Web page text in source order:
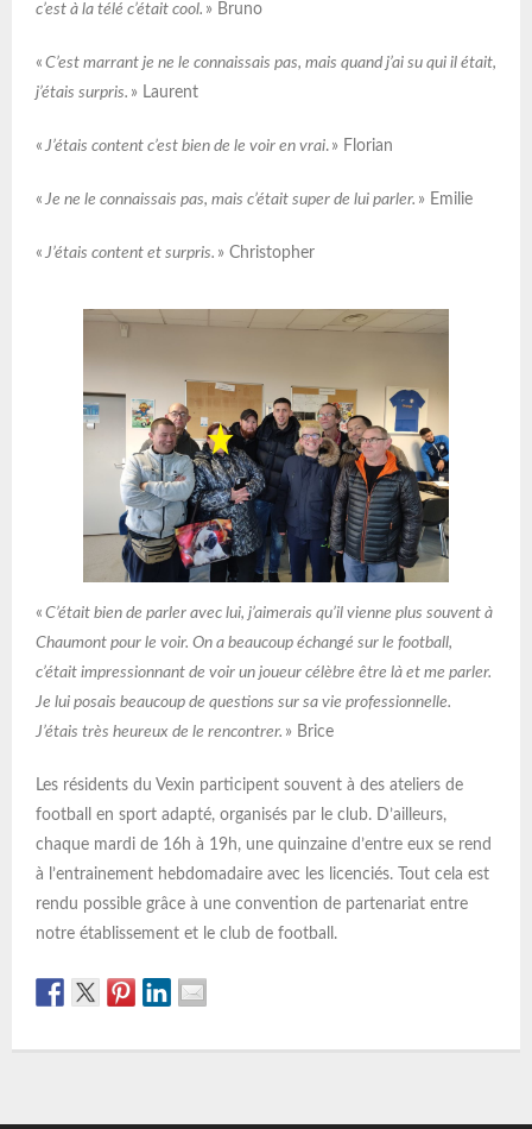
c’est à la télé c’était cool. » Bruno
« C’est marrant je ne le connaissais pas, mais quand j’ai su qui il était,
j’étais surpris. » Laurent
« J’étais content c’est bien de le voir en vrai. » Florian
« Je ne le connaissais pas, mais c’était super de lui parler. » Emilie
« J’étais content et surpris. » Christopher
« C’était bien de parler avec lui, j’aimerais qu’il vienne plus souvent à
Chaumont pour le voir. On a beaucoup échangé sur le football,
c’était impressionnant de voir un joueur célèbre être là et me parler.
Je lui posais beaucoup de questions sur sa vie professionnelle.
J’étais très heureux de le rencontrer. » Brice
Les résidents du Vexin participent souvent à des ateliers de
football en sport adapté, organisés par le club. D’ailleurs,
chaque mardi de 16h à 19h, une quinzaine d’entre eux se rend
à l’entrainement hebdomadaire avec les licenciés. Tout cela est
rendu possible grâce à une convention de partenariat entre
notre établissement et le club de football.